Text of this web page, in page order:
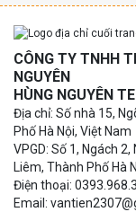
CÔNG TY TNHH
NGUYÊN
HÙNG NGUYÊN
Địa chỉ: Số nhà 15,
Phố Hà Nội, Việt Nam
VPGD: Số 1, Ngách
Liêm, Thành Phố Hà
Điện thoại:
Email: